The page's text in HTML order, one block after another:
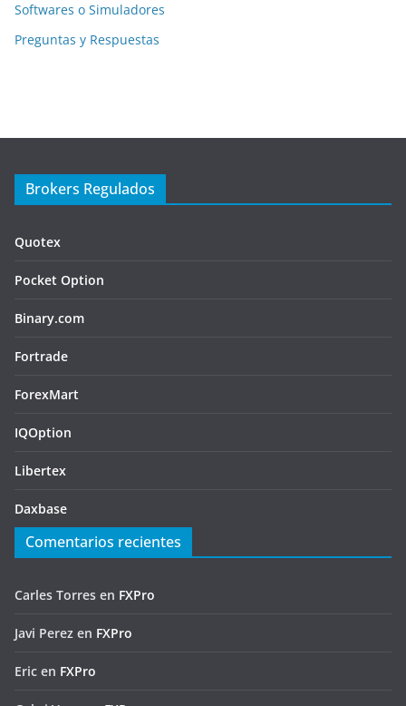
Softwares o Simuladores
Preguntas y Respuestas
Brokers Regulados
Quotex
Pocket Option
Binary.com
Fortrade
ForexMart
IQOption
Libertex
Daxbase
Comentarios recientes
Carles Torres en FXPro
Javi Perez en FXPro
Eric en FXPro